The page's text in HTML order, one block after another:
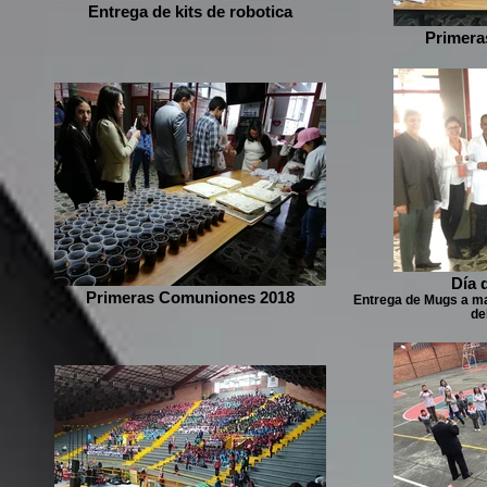
Entrega de kits de robotica
Primeras Comuniones 2018
Día
Entrega de Mugs a